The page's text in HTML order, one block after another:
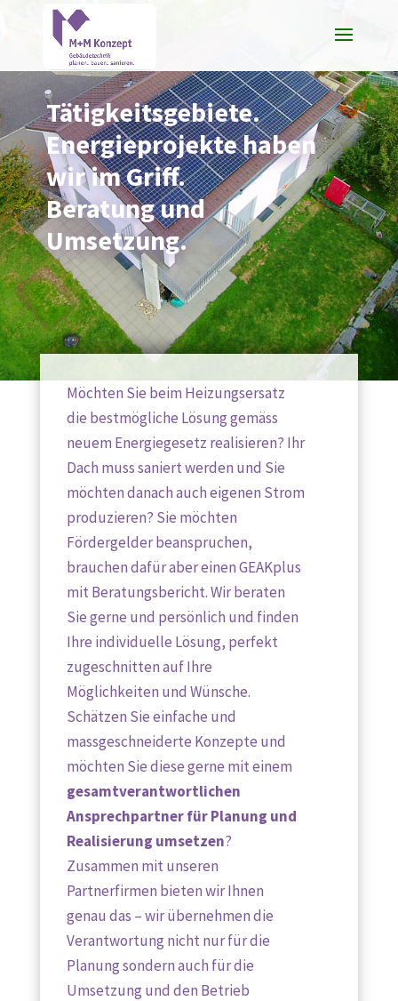
Tätigkeitsgebiete.
Energieprojekte haben
wir im Griff.
Beratung und
Umsetzung.
Möchten Sie beim Heizungsersatz
die bestmögliche Lösung gemäss
neuem Energiegesetz realisieren? Ihr
Dach muss saniert werden und Sie
möchten danach auch eigenen Strom
produzieren? Sie möchten
Fördergelder beanspruchen,
brauchen dafür aber einen GEAKplus
mit Beratungsbericht. Wir beraten
Sie gerne und persönlich und finden
Ihre individuelle Lösung, perfekt
zugeschnitten auf Ihre
Möglichkeiten und Wünsche.
Schätzen Sie einfache und
massgeschneiderte Konzepte und
möchten Sie diese gerne mit einem
gesamtverantwortlichen
Ansprechpartner für Planung und
Realisierung umsetzen?
Zusammen mit unseren
Partnerfirmen bieten wir Ihnen
genau das – wir übernehmen die
Verantwortung nicht nur für die
Planung sondern auch für die
Umsetzung und den Betrieb